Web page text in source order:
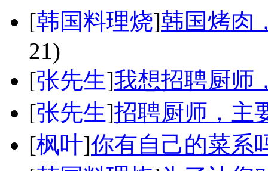
[韩国料理烧]韩国烤肉
21)
[张先生]我想招聘厨师
[张先生]招聘厨师，主
[枫叶]你有自己的菜系